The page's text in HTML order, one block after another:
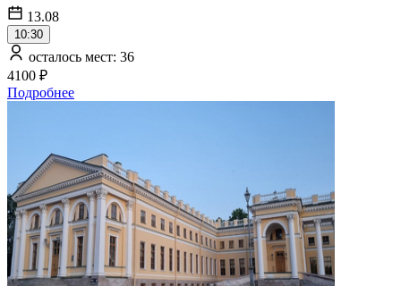
13.08
10:30
осталось мест: 36
4100 ₽
Подробнее